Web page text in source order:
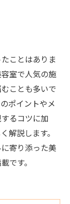
ことはありま
室で人気の施
ことも多いで
ポイントやメ
るコツに加
解説します。
寄り添った美
です。